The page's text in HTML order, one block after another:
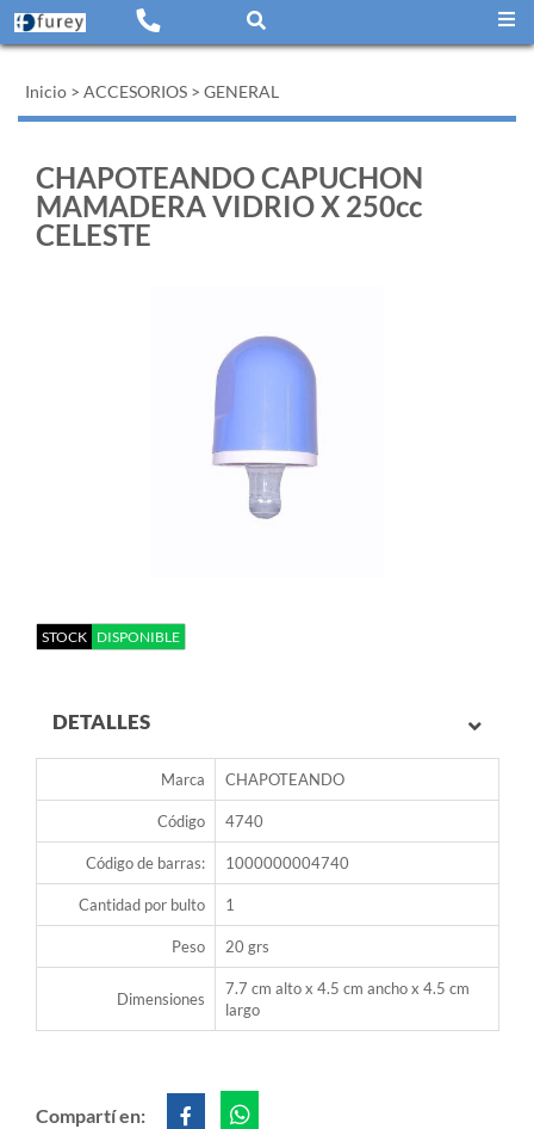
Inicio > ACCESORIOS > GENERAL
CHAPOTEANDO CAPUCHON
MAMADERA VIDRIO X 250cc
CELESTE
STOCK DISPONIBLE
DETALLES
Marca CHAPOTEANDO
Código 4740
Código de barras: 1000000004740
Cantidad por bulto 1
Peso 20 grs
Dimensiones
7.7 cm alto x 4.5 cm ancho x 4.5 cm
largo
Compartí en: